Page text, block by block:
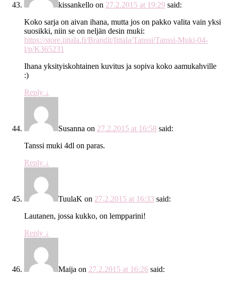
kissankello on 27.2.2015 at 19:29 said:
Koko sarja on aivan ihana, mutta jos on pakko valita vain yksi
suosikki, niin se on neljän desin muki:
https://store.iittala.fi/Brandit/Iittala/Tanssi/Tanssi-Muki-04-
l/p/K365231
Ihana yksityiskohtainen kuvitus ja sopiva koko aamukahville
:)
Reply ↓
Susanna on 27.2.2015 at 16:58 said:
Tanssi muki 4dl on paras.
Reply ↓
TuulaK on 27.2.2015 at 16:33 said:
Lautanen, jossa kukko, on lempparini!
Reply ↓
Maija on 27.2.2015 at 16:26 said: